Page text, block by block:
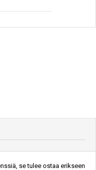
se tulee ostaa erikseen